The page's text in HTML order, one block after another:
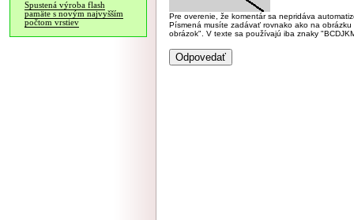
Spustená výroba flash
pamäte s novým najvyšším
počtom vrstiev
Pre overenie, že komentár sa nepridáva
Písmená musíte zadávať rovnako ako na
obrázok". V texte sa používajú iba znaky